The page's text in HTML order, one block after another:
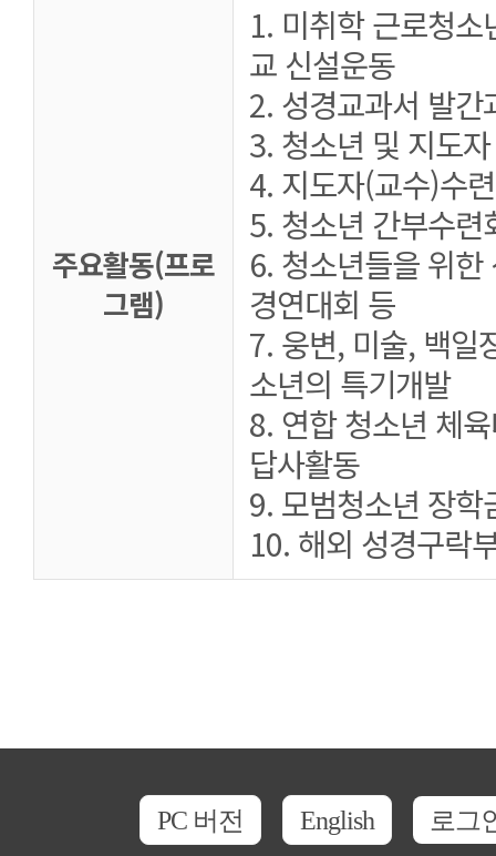
주요활동(프로
그램)
1. 미취학 근로청
교 신설운동
2. 성경교과서 발간
3. 청소년 및 지도
4. 지도자(교수)수
5. 청소년 간부수련
6. 청소년들을 위
경연대회 등
7. 웅변, 미술, 백일
소년의 특기개발
8. 연합 청소년 체
답사활동
9. 모범청소년 장학
10. 해외 성경구락
PC 버전 English 로그